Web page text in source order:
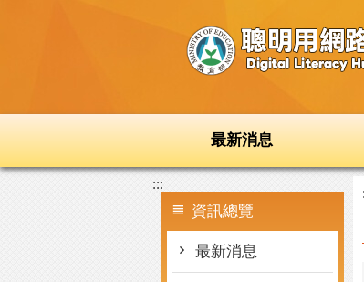
最新消息
:::
資訊總覽
最新消息